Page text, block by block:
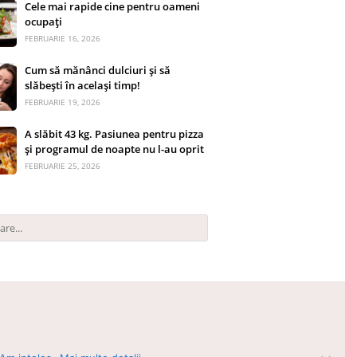
Cele mai rapide cine pentru oameni
ocupați
FEBRUARIE 16, 2026
Cum să mănânci dulciuri și să
slăbești în același timp!
FEBRUARIE 19, 2026
A slăbit 43 kg. Pasiunea pentru pizza
și programul de noapte nu l-au oprit
FEBRUARIE 25, 2026